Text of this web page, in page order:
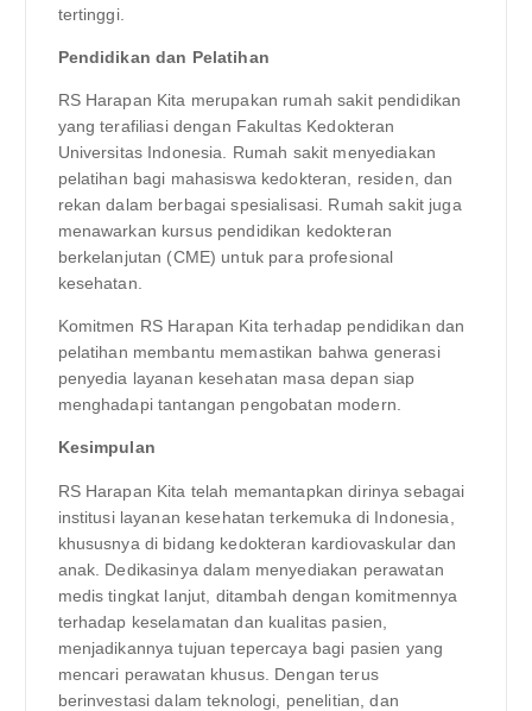
tertinggi.
Pendidikan dan Pelatihan
RS Harapan Kita merupakan rumah sakit pendidikan
yang terafiliasi dengan Fakultas Kedokteran
Universitas Indonesia. Rumah sakit menyediakan
pelatihan bagi mahasiswa kedokteran, residen, dan
rekan dalam berbagai spesialisasi. Rumah sakit juga
menawarkan kursus pendidikan kedokteran
berkelanjutan (CME) untuk para profesional
kesehatan.
Komitmen RS Harapan Kita terhadap pendidikan dan
pelatihan membantu memastikan bahwa generasi
penyedia layanan kesehatan masa depan siap
menghadapi tantangan pengobatan modern.
Kesimpulan
RS Harapan Kita telah memantapkan dirinya sebagai
institusi layanan kesehatan terkemuka di Indonesia,
khususnya di bidang kedokteran kardiovaskular dan
anak. Dedikasinya dalam menyediakan perawatan
medis tingkat lanjut, ditambah dengan komitmennya
terhadap keselamatan dan kualitas pasien,
menjadikannya tujuan tepercaya bagi pasien yang
mencari perawatan khusus. Dengan terus
berinvestasi dalam teknologi, penelitian, dan